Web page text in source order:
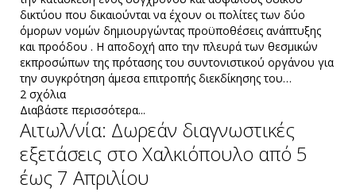
δικτύου που δικαιούνται να έχουν οι πολίτες των δύο
όμορων νομών δημιουργώντας προϋποθέσεις ανάπτυξης
και προόδου . Η αποδοχή απο την πλευρά των θεσμικών
εκπροσώπων της πρότασης του συντονιστικού οργάνου για
την συγκρότηση άμεσα επιτροπής διεκδίκησης του…
2 σχόλια
Διαβάστε περισσότερα...
Αιτωλ/νία: Δωρεάν διαγνωστικές
εξετάσεις στο Χαλκιόπουλο από 5
έως 7 Απριλίου